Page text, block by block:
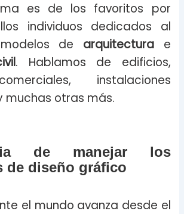
es de los favoritos por
individuos dedicados al
de arquitecturae
. Hablamos de edificios,
instalaciones
muchas otras más.
de manejar los
de diseño gráfico
el mundo avanza desde el